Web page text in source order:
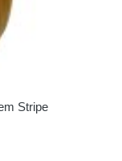
Stripe